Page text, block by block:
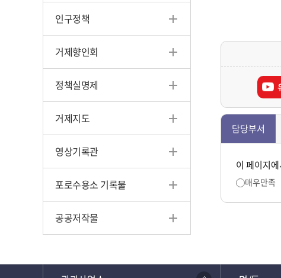
인구정책
거제향인회
정책실명제
거제지도
영상기록관
포로수용소 기록물
공공저작물
담당부서
이 페이지
매우만족